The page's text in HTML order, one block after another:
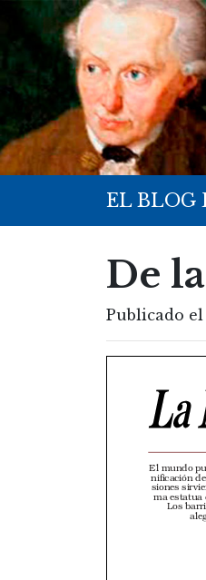
EL BLOG
De
Publicado
El mundo
nificación
siones
ma estatua
Los